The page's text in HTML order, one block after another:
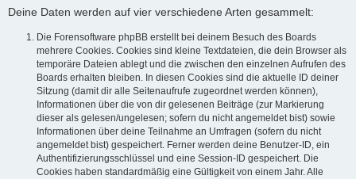
Deine Daten werden auf vier verschiedene Arten gesammelt:
Die Forensoftware phpBB erstellt bei deinem Besuch des Boards
mehrere Cookies. Cookies sind kleine Textdateien, die dein Browser als
temporäre Dateien ablegt und die zwischen den einzelnen Aufrufen des
Boards erhalten bleiben. In diesen Cookies sind die aktuelle ID deiner
Sitzung (damit dir alle Seitenaufrufe zugeordnet werden können),
Informationen über die von dir gelesenen Beiträge (zur Markierung
dieser als gelesen/ungelesen; sofern du nicht angemeldet bist) sowie
Informationen über deine Teilnahme an Umfragen (sofern du nicht
angemeldet bist) gespeichert. Ferner werden deine Benutzer-ID, ein
Authentifizierungsschlüssel und eine Session-ID gespeichert. Die
Cookies haben standardmäßig eine Gültigkeit von einem Jahr. Alle